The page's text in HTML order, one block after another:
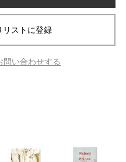
問い合わせする